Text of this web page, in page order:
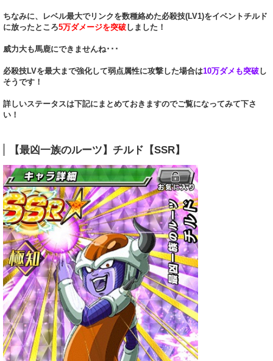
ちなみに、レベル最大でリンクを数種絡めた必殺技(LV1)をイベントチルド
に放ったところ5万ダメージを突破しました！
威力大も馬鹿にできませんね･･･
必殺技LVを最大まで強化して弱点属性に攻撃した場合は10万ダメも突破し
そうです！
詳しいステータスは下記にまとめておきますのでご覧になってみて下さ
い！
【最凶一族のルーツ】チルド【SSR】